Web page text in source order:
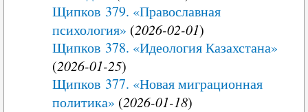
Щипков 379. «Православная
психология» (2026-02-01)
Щипков 378. «Идеология Казахстана»
(2026-01-25)
Щипков 377. «Новая миграционная
политика» (2026-01-18)